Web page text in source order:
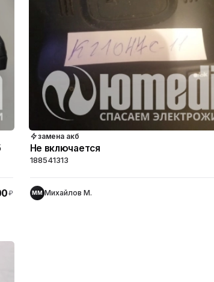
₽
замена акб
Не включается
188541313
ММ Михайлов М.